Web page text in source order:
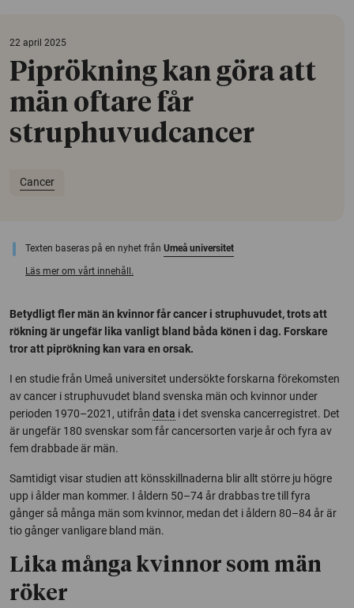
22 april 2025
Piprökning kan göra att
män oftare får
struphuvudcancer
Cancer
Texten baseras på en nyhet från Umeå universitet
Läs mer om vårt innehåll.
Betydligt fler män än kvinnor får cancer i struphuvudet, trots att
rökning är ungefär lika vanligt bland båda könen i dag. Forskare
tror att piprökning kan vara en orsak.
I en studie från Umeå universitet undersökte forskarna förekomsten
av cancer i struphuvudet bland svenska män och kvinnor under
perioden 1970–2021, utifrån data i det svenska cancerregistret. Det
är ungefär 180 svenskar som får cancersorten varje år och fyra av
fem drabbade är män.
Samtidigt visar studien att könsskillnaderna blir allt större ju högre
upp i ålder man kommer. I åldern 50–74 år drabbas tre till fyra
gånger så många män som kvinnor, medan det i åldern 80–84 år är
tio gånger vanligare bland män.
Lika många kvinnor som män
röker